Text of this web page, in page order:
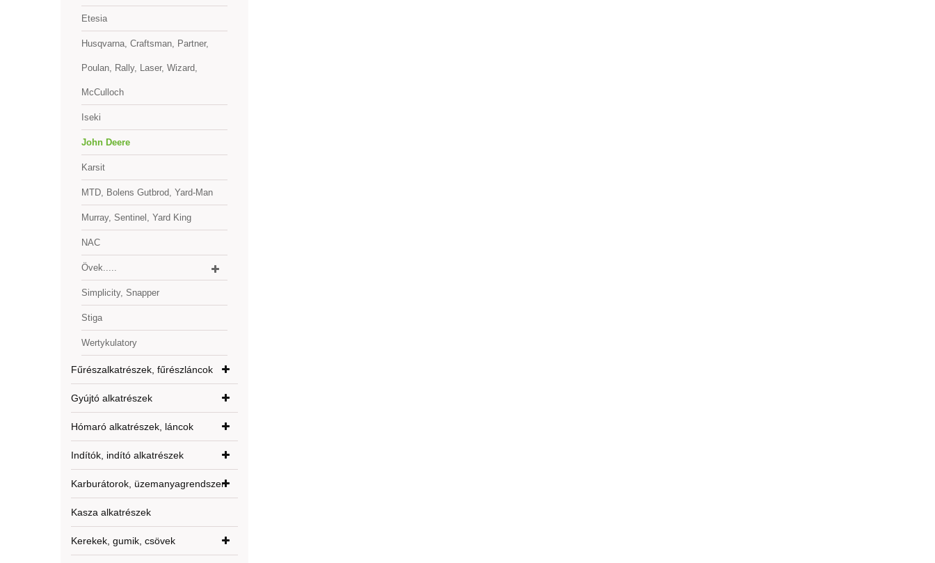
Etesia
Husqvarna, Craftsman, Partner,
Poulan, Rally, Laser, Wizard,
McCulloch
Iseki
John Deere
Karsit
MTD, Bolens Gutbrod, Yard-Man
Murray, Sentinel, Yard King
NAC
Övek.....
Simplicity, Snapper
Stiga
Wertykulatory
Fűrészalkatrészek, fűrészláncok
Gyújtó alkatrészek
Hómaró alkatrészek, láncok
Indítók, indító alkatrészek
Karburátorok, üzemanyagrendszer
Kasza alkatrészek
Kerekek, gumik, csövek